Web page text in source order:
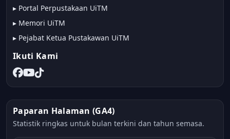
▸ Portal Perpustakaan UiTM
▸ Memori UiTM
▸ Pejabat Ketua Pustakawan UiTM
Ikuti Kami
Paparan Halaman (GA4)
Statistik ringkas untuk bulan terkini dan tahun semasa.